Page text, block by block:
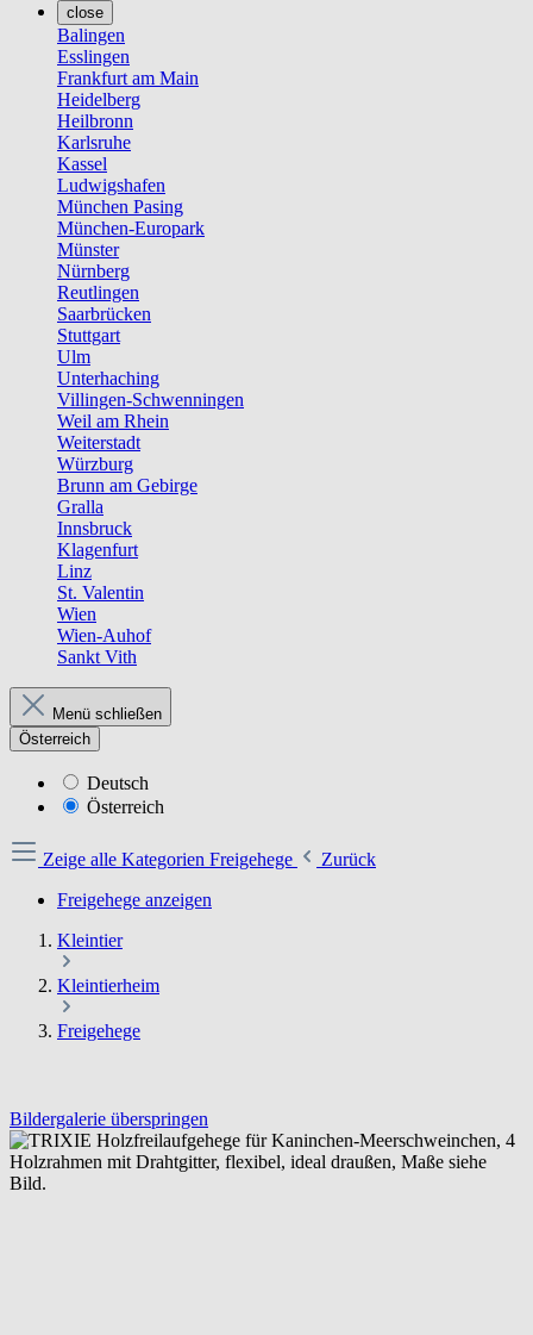
close
Balingen
Esslingen
Frankfurt am Main
Heidelberg
Heilbronn
Karlsruhe
Kassel
Ludwigshafen
München Pasing
München-Europark
Münster
Nürnberg
Reutlingen
Saarbrücken
Stuttgart
Ulm
Unterhaching
Villingen-Schwenningen
Weil am Rhein
Weiterstadt
Würzburg
Brunn am Gebirge
Gralla
Innsbruck
Klagenfurt
Linz
St. Valentin
Wien
Wien-Auhof
Sankt Vith
Menü schließen
Österreich
Deutsch
Österreich
Zeige alle Kategorien Freigehege
Zurück
Freigehege anzeigen
Kleintier
Kleintierheim
Freigehege
Bildergalerie überspringen